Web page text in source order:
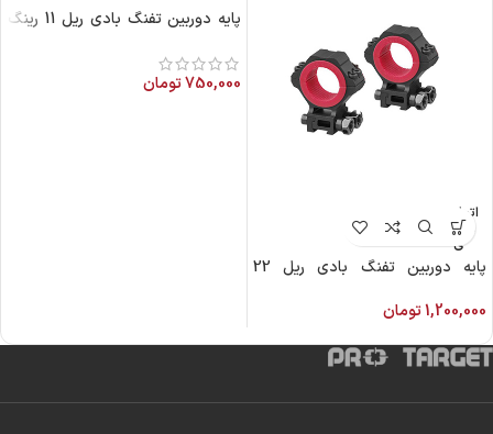
اتمام م
وجود
ی
پایه دوربین تفنگ بادی ریل 22
1,200,000تومان
پایه دوربین تفنگ بادی ریل 11 رینگ
750,000تومان